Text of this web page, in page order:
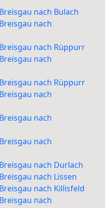
nach Bulach
nach
nach Rüppurr
nach
nach Rüppurr
nach
nach
nach
nach Durlach
nach Lissen
nach Killisfeld
nach